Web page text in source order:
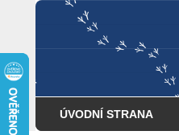
ÚVODNÍ STRANA